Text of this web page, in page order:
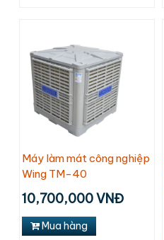
Máy làm mát công nghiệp
Wing TM-40
10,700,000 VNĐ
Mua hàng